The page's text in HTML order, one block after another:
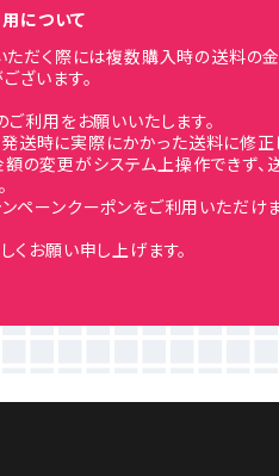
について
だく際には複数購入時の送料の金
ざいます。
利用をお願いいたします。
送時に実際にかかった送料に修正
の変更がシステム上操作できず、
ーンクーポンをご利用いただけま
くお願い申し上げます。